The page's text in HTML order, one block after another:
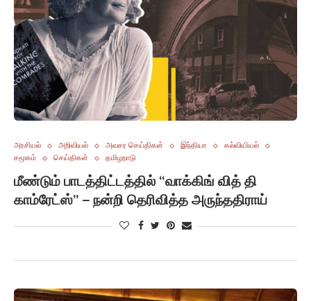
அரசியல் அறிவியல் அவசர செய்திகள் இந்தியா
கல்வியியல்
சமூகம்
செய்திகள் தமிழநாடு
மீண்டும் பாடத்திட்டத்தில் “வாக்கிங் வித் தி
காம்ரேட்ஸ்” – நன்றி தெரிவித்த அருந்ததிராய்